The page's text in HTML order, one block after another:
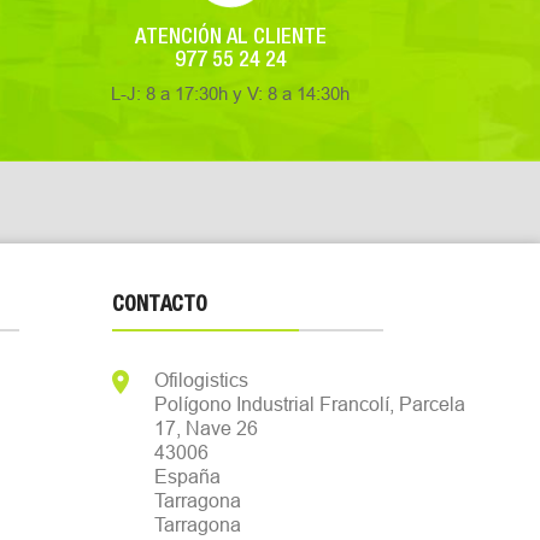
ATENCIÓN AL CLIENTE
977 55 24 24
L-J: 8 a 17:30h y V: 8 a 14:30h
CONTACTO

Ofilogistics
Polígono Industrial Francolí, Parcela
17, Nave 26
43006
España
Tarragona
Tarragona